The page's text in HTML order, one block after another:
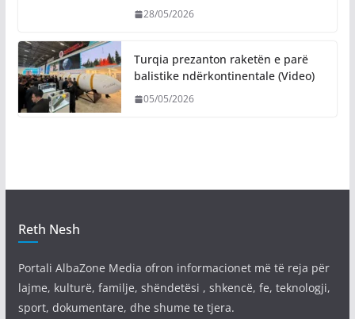
28/05/2026
Turqia prezanton raketën e parë
balistike ndërkontinentale (Video)
05/05/2026
Reth Nesh
Portali AlbaZone Media ofron informacionet më të reja për
lajme, kulturë, familje, shëndetësi , shkencë, fe, teknologji,
sport, dokumentare, dhe shume te tjera.